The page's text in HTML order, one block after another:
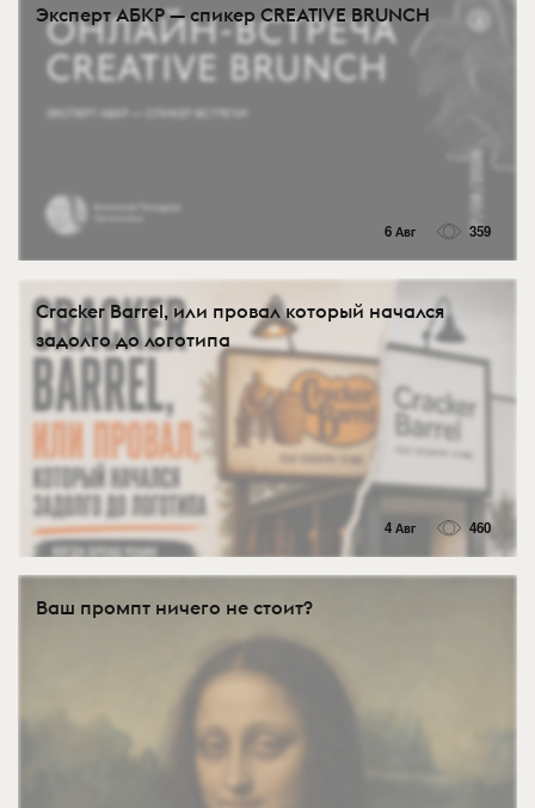
Эксперт АБКР — спикер CREATIVE BRUNCH
6 Авг 359
Cracker Barrel, или провал который начался
задолго до логотипа
4 Авг 460
Ваш промпт ничего не стоит?